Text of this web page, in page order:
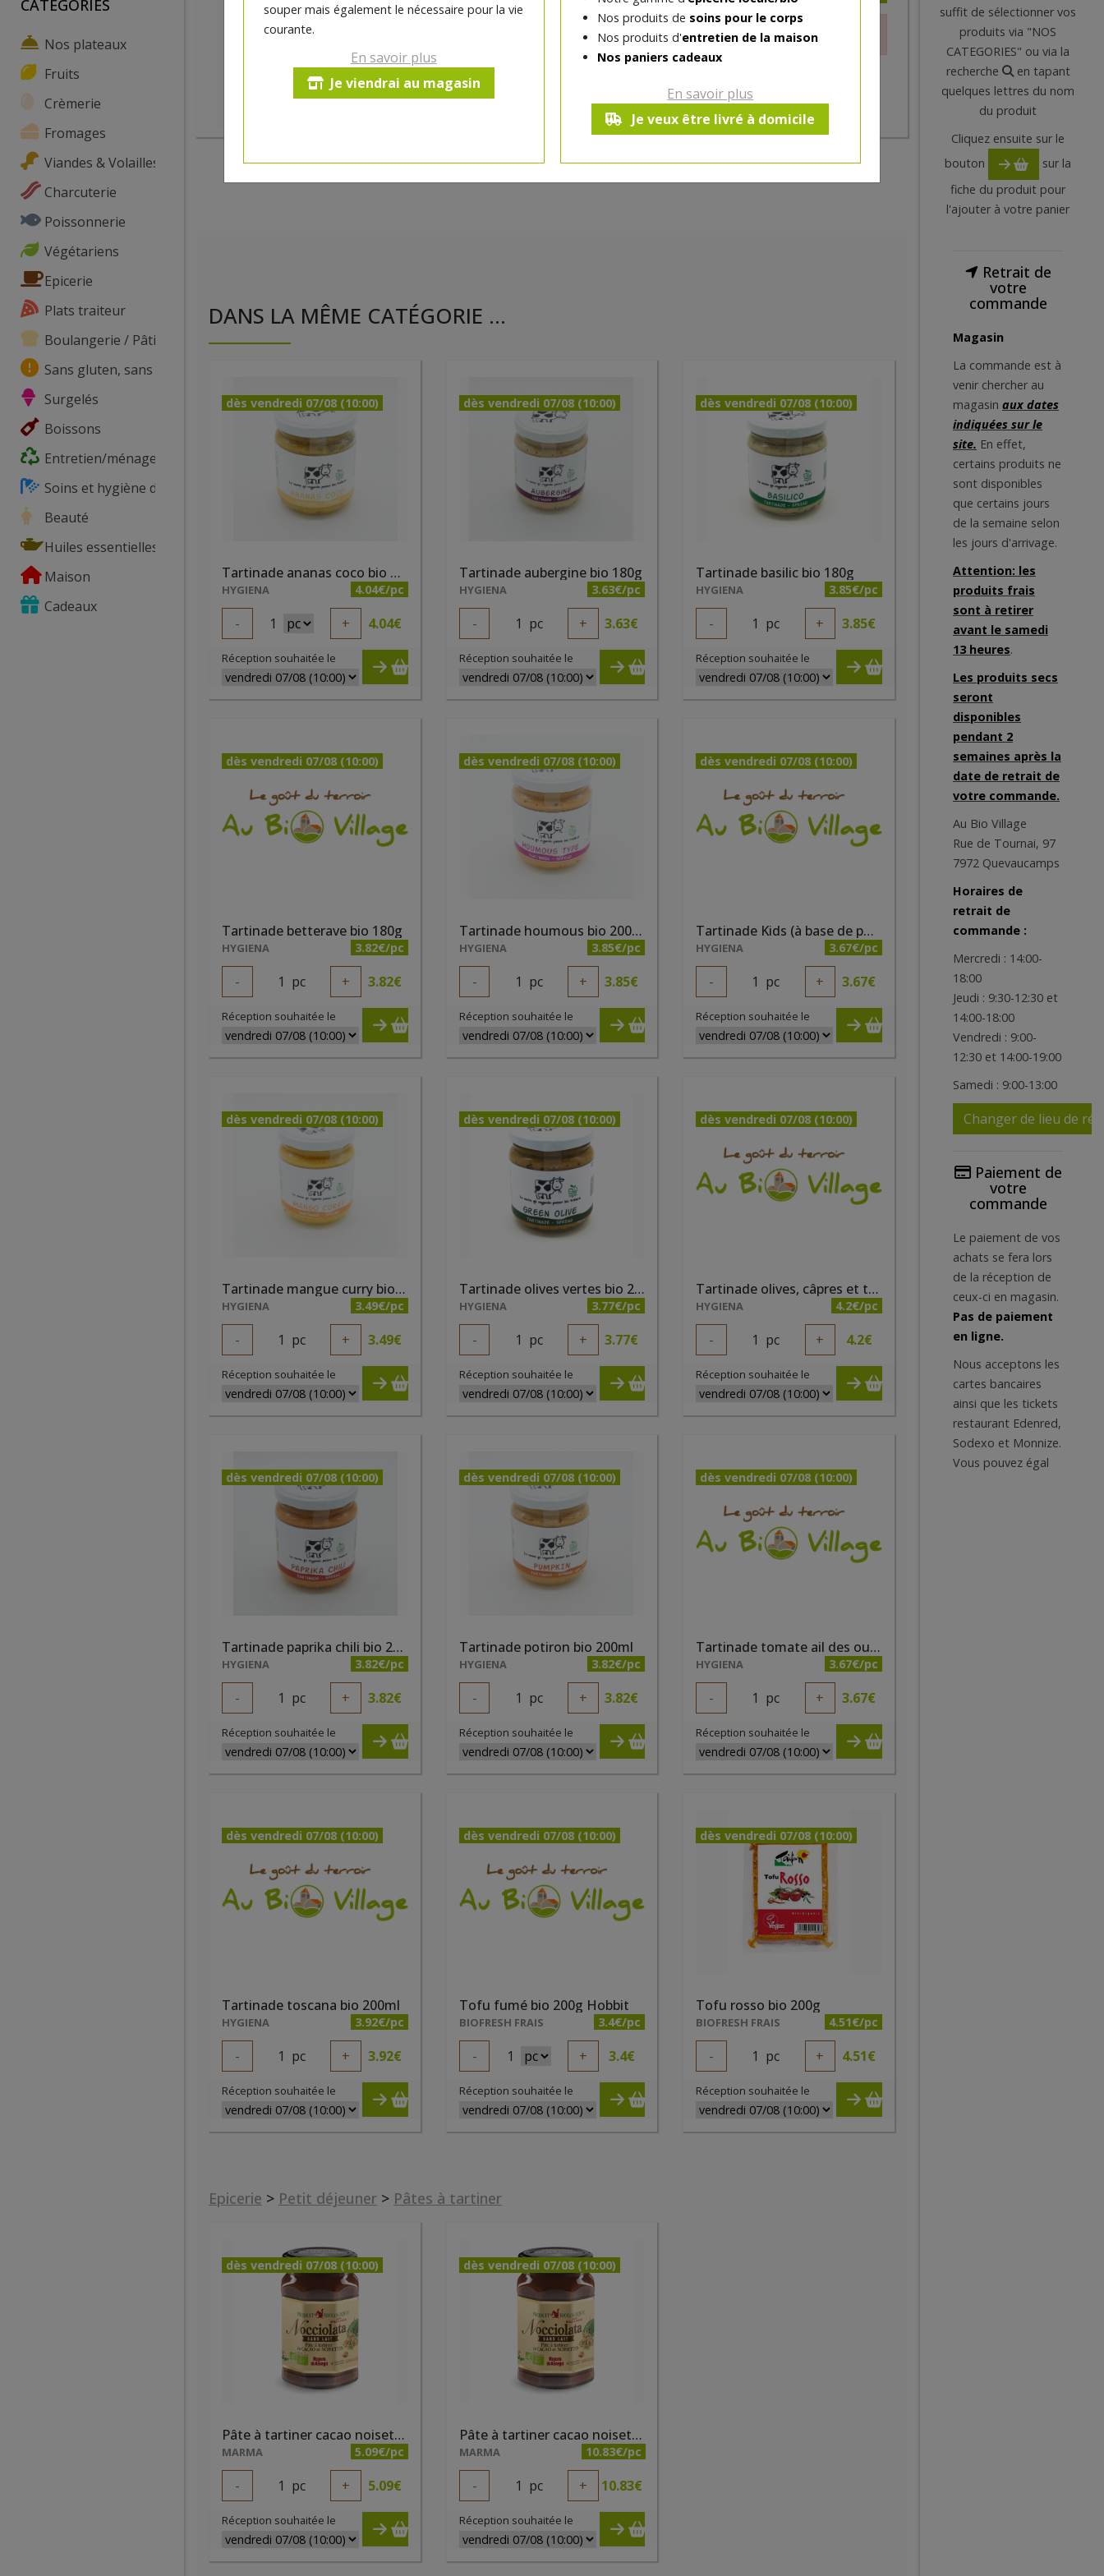
CATEGORIES
Nos plateaux
Fruits
Crèmerie
Fromages
Viandes & Volailles
Charcuterie
Poissonnerie
Végétariens
Epicerie
Plats traiteur
Boulangerie / Pâtisserie
Sans gluten, sans lactose, ...
Surgelés
Boissons
Entretien/ménage
Soins et hygiène du corps
Beauté
Huiles essentielles
Maison
Cadeaux
souper mais également le nécessaire pour la vie
courante.
En savoir plus
Je viendrai au magasin
Nos produits de soins pour le corps
Nos produits d'entretien de la maison
Nos paniers cadeaux
En savoir plus
Je veux être livré à domicile
Ce produit est indisponible pour le moment.
DANS LA MÊME CATÉGORIE ...
dès vendredi 07/08 (10:00)
Tartinade ananas coco bio 190g
HYGIENA 4.04€/pc
- 1 + 4.04€
Réception souhaitée le
dès vendredi 07/08 (10:00)
Tartinade aubergine bio 180g
HYGIENA 3.63€/pc
- 1 pc + 3.63€
Réception souhaitée le
dès vendredi 07/08 (10:00)
Tartinade basilic bio 180g
HYGIENA 3.85€/pc
- 1 pc + 3.85€
Réception souhaitée le
dès vendredi 07/08 (10:00)
Tartinade betterave bio 180g
HYGIENA 3.82€/pc
- 1 pc + 3.82€
Réception souhaitée le
dès vendredi 07/08 (10:00)
Tartinade houmous bio 200ml
HYGIENA 3.85€/pc
- 1 pc + 3.85€
Réception souhaitée le
dès vendredi 07/08 (10:00)
Tartinade Kids (à base de pomme, carotte et tomate) bio 190 g
HYGIENA 3.67€/pc
- 1 pc + 3.67€
Réception souhaitée le
dès vendredi 07/08 (10:00)
Tartinade mangue curry bio 180g
HYGIENA 3.49€/pc
- 1 pc + 3.49€
Réception souhaitée le
dès vendredi 07/08 (10:00)
Tartinade olives vertes bio 200ml
HYGIENA 3.77€/pc
- 1 pc + 3.77€
Réception souhaitée le
dès vendredi 07/08 (10:00)
Tartinade olives, câpres et tomates bio 200ml
HYGIENA 4.2€/pc
- 1 pc + 4.2€
Réception souhaitée le
dès vendredi 07/08 (10:00)
Tartinade paprika chili bio 200ml
HYGIENA 3.82€/pc
- 1 pc + 3.82€
Réception souhaitée le
dès vendredi 07/08 (10:00)
Tartinade potiron bio 200ml
HYGIENA 3.82€/pc
- 1 pc + 3.82€
Réception souhaitée le
dès vendredi 07/08 (10:00)
Tartinade tomate ail des ours bio 200 ml
HYGIENA 3.67€/pc
- 1 pc + 3.67€
Réception souhaitée le
dès vendredi 07/08 (10:00)
Tartinade toscana bio 200ml
HYGIENA 3.92€/pc
- 1 pc + 3.92€
Réception souhaitée le
dès vendredi 07/08 (10:00)
Tofu fumé bio 200g Hobbit
BIOFRESH FRAIS 3.4€/pc
- 1 + 3.4€
Réception souhaitée le
dès vendredi 07/08 (10:00)
Tofu rosso bio 200g
BIOFRESH FRAIS 4.51€/pc
- 1 pc + 4.51€
Réception souhaitée le
Epicerie > Petit déjeuner > Pâtes à tartiner
dès vendredi 07/08 (10:00)
Pâte à tartiner cacao noisettes sans lait bio 250g Nocciolata
MARMA 5.09€/pc
- 1 pc + 5.09€
Réception souhaitée le
dès vendredi 07/08 (10:00)
Pâte à tartiner cacao noisettes sans lait bio 650g Nocciolata
MARMA 10.83€/pc
- 1 pc + 10.83€
Réception souhaitée le
suffit de sélectionner vos
produits via "NOS
CATEGORIES" ou via la
recherche
en tapant
quelques lettres du nom
du produit
Cliquez ensuite sur le
bouton
sur la
fiche du produit pour
l'ajouter à votre panier
Retrait de
votre
commande
Magasin
La commande est à
venir chercher au
magasin aux dates
indiquées sur le
site. En effet,
certains produits ne
sont disponibles
que certains jours
de la semaine selon
les jours d'arrivage.
Attention: les
produits frais
sont à retirer
avant le samedi
13 heures.
Les produits secs
seront
disponibles
pendant 2
semaines après la
date de retrait de
votre commande.
Au Bio Village
Rue de Tournai, 97
7972 Quevaucamps
Horaires de
retrait de
commande :
Mercredi : 14:00-
18:00
Jeudi : 9:30-12:30 et
14:00-18:00
Vendredi : 9:00-
12:30 et 14:00-19:00
Samedi : 9:00-13:00
Changer de lieu de
Paiement de
votre
commande
Le paiement de vos
achats se fera lors
de la réception de
ceux-ci en magasin.
Pas de paiement
en ligne.
Nous acceptons les
cartes bancaires
ainsi que les tickets
restaurant Edenred,
Sodexo et Monnize.
Vous pouvez égal